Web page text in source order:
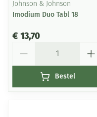
Johnson & Johnson
Imodium Duo Tabl 18
€ 13,70
Bestel